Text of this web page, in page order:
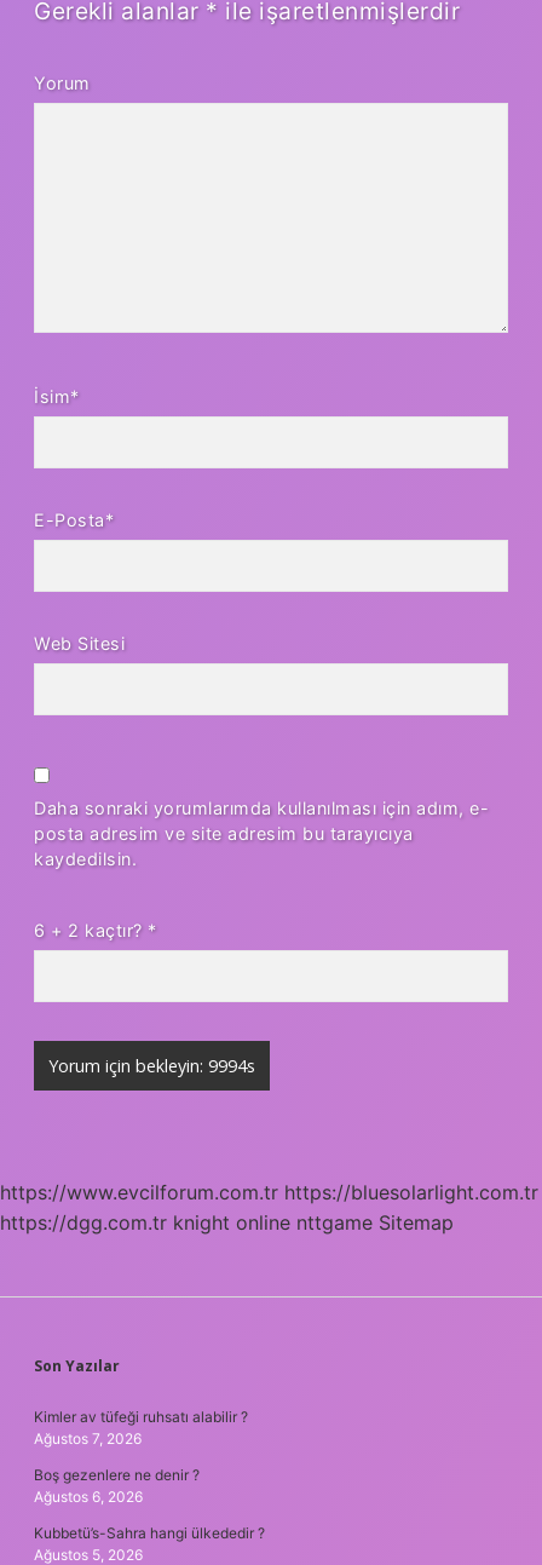
Gerekli alanlar * ile işaretlenmişlerdir
Yorum
İsim*
E-Posta*
Web Sitesi
Daha sonraki yorumlarımda kullanılması için adım, e-
posta adresim ve site adresim bu tarayıcıya
kaydedilsin.
6 + 2 kaçtır? *
https://www.evcilforum.com.tr https://bluesolarlight.com.tr
https://dgg.com.tr knight online nttgame Sitemap
SIDEBAR
Son Yazılar
Kimler av tüfeği ruhsatı alabilir ?
Ağustos 7, 2026
Boş gezenlere ne denir ?
Ağustos 6, 2026
Kubbetü’s-Sahra hangi ülkededir ?
Ağustos 5, 2026